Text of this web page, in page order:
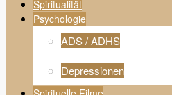
Spiritualität
Psychologie
ADS / ADHS
Depressionen